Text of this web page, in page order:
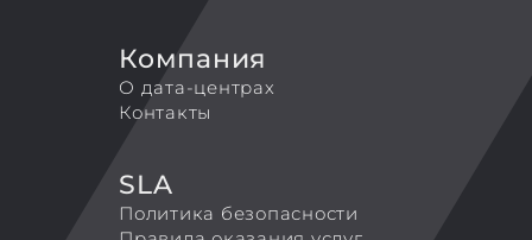
Компания
О дата-центрах
Контакты
SLA
Политика безопасности